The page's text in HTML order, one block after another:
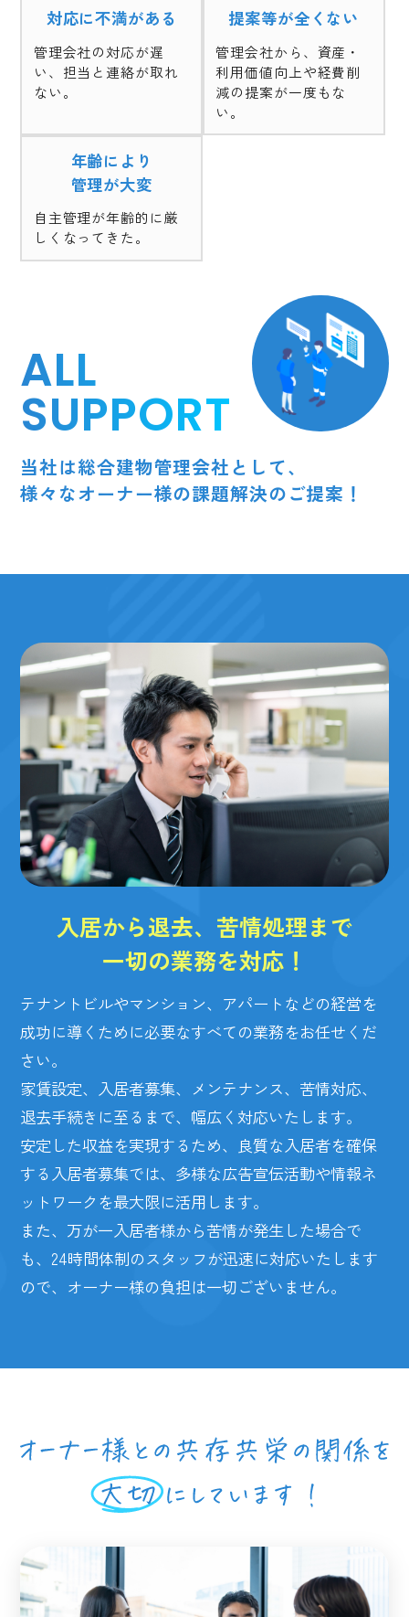
対応に不満がある
管理会社の対応が遅
い、担当と連絡が取れ
ない。
提案等が全くない
管理会社から、資産・
利用価値向上や経費削
減の提案が一度もな
い。
年齢により
管理が大変
自主管理が年齢的に厳
しくなってきた。
ALL
SUPPORT
当社は総合建物管理会社として、
様々なオーナー様の課題解決のご提案！
入居から退去、苦情処理まで
一切の業務を対応！
テナントビルやマンション、アパートなどの経営を
成功に導くために必要なすべての業務をお任せくだ
さい。
家賃設定、入居者募集、メンテナンス、苦情対応、
退去手続きに至るまで、幅広く対応いたします。
安定した収益を実現するため、良質な入居者を確保
する入居者募集では、多様な広告宣伝活動や情報ネ
ットワークを最大限に活用します。
また、万が一入居者様から苦情が発生した場合で
も、24時間体制のスタッフが迅速に対応いたします
ので、オーナー様の負担は一切ございません。